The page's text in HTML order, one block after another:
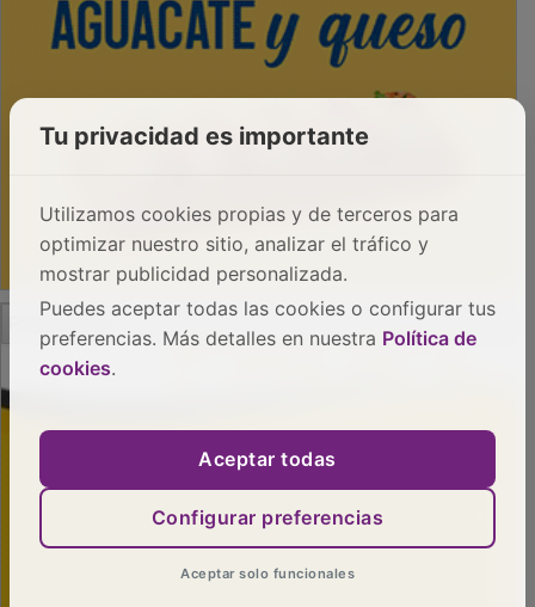
PUBLICIDAD
Tu privacidad es importante
Utilizamos cookies propias y de terceros para
optimizar nuestro sitio, analizar el tráfico y
mostrar publicidad personalizada.
Puedes aceptar todas las cookies o configurar tus
preferencias. Más detalles en nuestra Política de
cookies.
Aceptar todas
Configurar preferencias
Aceptar solo funcionales